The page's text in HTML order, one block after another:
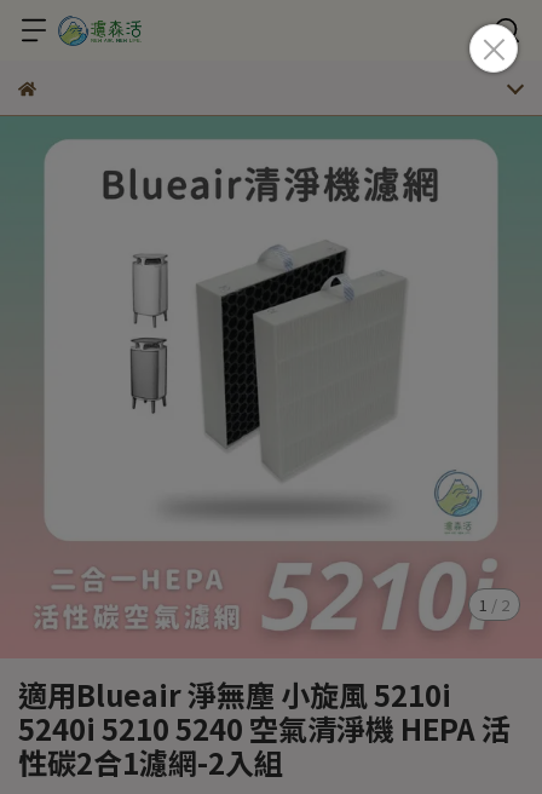
1 / 2
適用Blueair 淨無塵 小旋風 5210i
5240i 5210 5240 空氣清淨機 HEPA 活
性碳2合1濾網-2入組